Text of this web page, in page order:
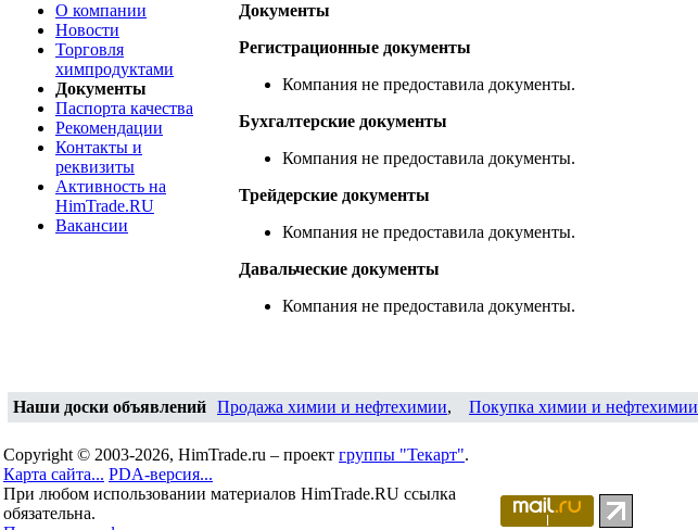
О компании
Новости
Торговля
химпродуктами
Документы
Паспорта качества
Рекомендации
Контакты и
реквизиты
Активность на
HimTrade.RU
Вакансии
Документы
Регистрационные документы
Компания не предоставила документы.
Бухгалтерские документы
Компания не предоставила документы.
Трейдерские документы
Компания не предоставила документы.
Давальческие документы
Компания не предоставила документы.
Наши доски объявлений Продажа химии и нефтехимии, Покупка химии и нефтехимии
Copyright © 2003-2026, HimTrade.ru – проект группы "Текарт".
Карта сайта... PDA-версия...
При любом использовании материалов HimTrade.RU ссылка
обязательна.